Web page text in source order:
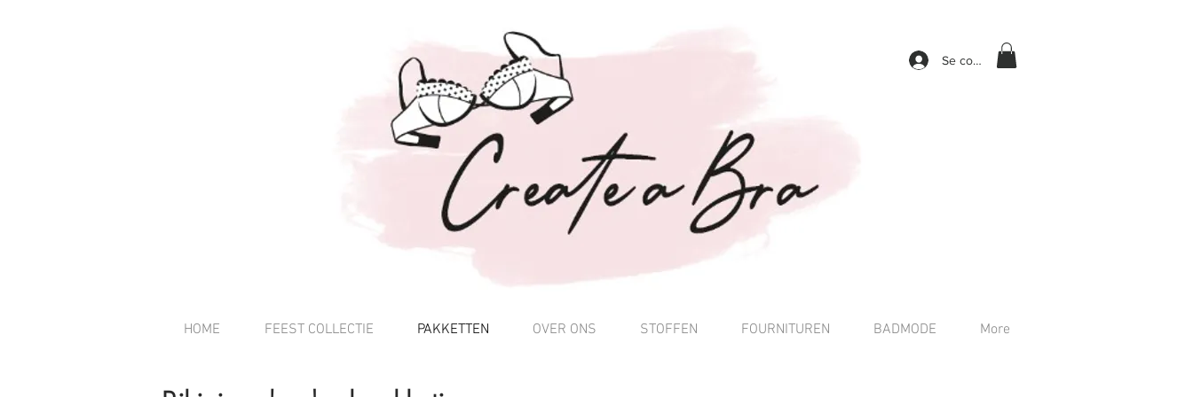
Se connecter
HOME FEEST COLLECTIE PAKKETTEN OVER ONS STOFFEN FOURNITUREN BADMODE More